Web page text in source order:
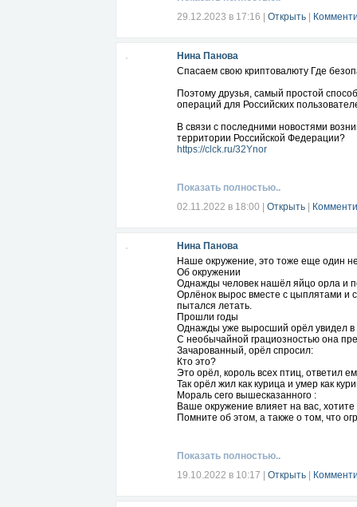
29.12.2023 в 17:16
Открыть
Нина Панова
Спасаем свою криптовалюту Где
Поэтому друзья, самый простой
операций для Российских
В связи с последними новостями
территории Российской Федерации?
https://clck.ru/32Ynor
Показать полностью..
02.11.2022 в 18:00
Открыть
Нина Панова
Наше окружение, это тоже еще один
Об окружении
Однажды человек нашёл яйцо орла и
Орлёнок вырос вместе с цыплятами и
пытался летать.
Прошли годы
Однажды уже выросший орёл увидел в
С необычайной грациозностью она
Зачарованный, орёл спросил:
Кто это?
Это орёл, король всех птиц, ответил
Так орёл жил как курица и умер как
Мораль сего вышесказанного :
Ваше окружение влияет на вас, хотите
Помните об этом, а также о том, что
Показать полностью..
19.10.2022 в 10:17
Открыть